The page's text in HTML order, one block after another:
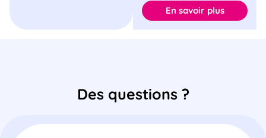
En savoir plus
Des questions ?